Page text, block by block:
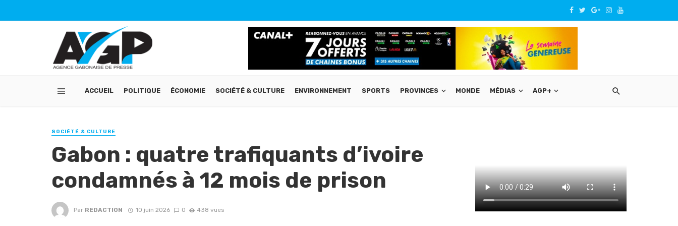
ACCUEIL POLITIQUE ÉCONOMIE SOCIÉTÉ & CULTURE ENVIRONNEMENT SPORTS PROVINCES MONDE MÉDIAS AGP+
SOCIÉTÉ & CULTURE
Gabon : quatre trafiquants d’ivoire
condamnés à 12 mois de prison
Par REDACTION 10 juin 2026 0 438 vues